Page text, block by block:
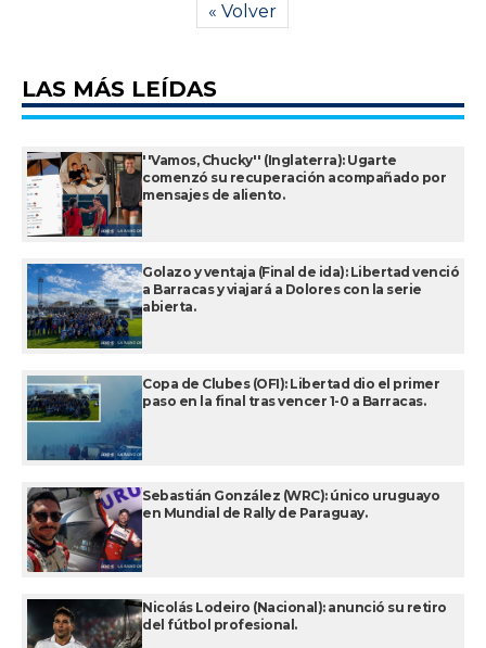
« Volver
LAS MÁS LEÍDAS
''Vamos, Chucky'' (Inglaterra): Ugarte
comenzó su recuperación acompañado por
mensajes de aliento.
Golazo y ventaja (Final de ida): Libertad venció
a Barracas y viajará a Dolores con la serie
abierta.
Copa de Clubes (OFI): Libertad dio el primer
paso en la final tras vencer 1-0 a Barracas.
Sebastián González (WRC): único uruguayo
en Mundial de Rally de Paraguay.
Nicolás Lodeiro (Nacional): anunció su retiro
del fútbol profesional.